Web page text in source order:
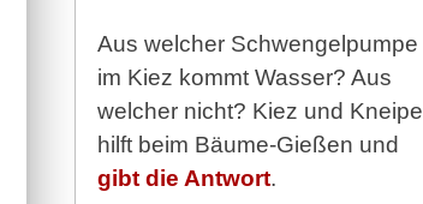
Aus welcher Schwengelpumpe
im Kiez kommt Wasser? Aus
welcher nicht? Kiez und Kneipe
hilft beim Bäume-Gießen und
gibt die Antwort.